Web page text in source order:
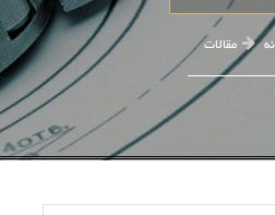
مقالات